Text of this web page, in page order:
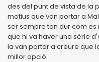
des del punt de vista de la
motius que van portar a
ser sempre tan dur com
que hi va haver una sèrie
la van portar a creure que
millor opció.